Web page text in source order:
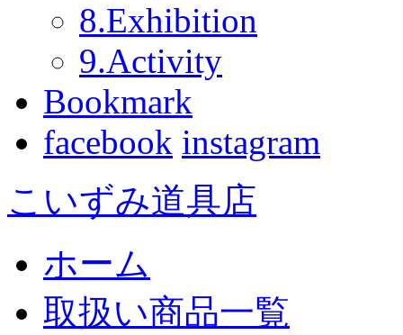
8.Exhibition
9.Activity
Bookmark
facebook instagram
こいずみ道具店
ホーム
取扱い商品一覧